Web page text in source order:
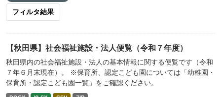
フィルタ結果
【秋田県】社会福祉施設・法人便覧（令和７年度）
秋田県内の社会福祉施設・法人の基本情報に関する便覧です（令和
７年６月末現在）。 ※保育所、認定こども園については「幼稚園・
保育所・認定こども園一覧」をご確認ください。